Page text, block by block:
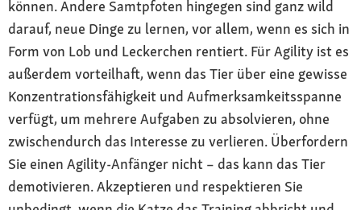
können. Andere Samtpfoten hingegen sind ganz wild
darauf, neue Dinge zu lernen, vor allem, wenn es sich in
Form von Lob und Leckerchen rentiert. Für Agility ist es
außerdem vorteilhaft, wenn das Tier über eine gewisse
Konzentrationsfähigkeit und Aufmerksamkeitsspanne
verfügt, um mehrere Aufgaben zu absolvieren, ohne
zwischendurch das Interesse zu verlieren. Überfordern
Sie einen Agility-Anfänger nicht – das kann das Tier
demotivieren. Akzeptieren und respektieren Sie